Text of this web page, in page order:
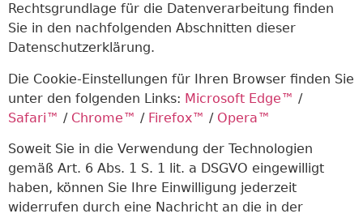
Rechtsgrundlage für die Datenverarbeitung finden
Sie in den nachfolgenden Abschnitten dieser
Datenschutzerklärung.
Die Cookie-Einstellungen für Ihren Browser finden Sie
unter den folgenden Links: Microsoft Edge™ /
Safari™ / Chrome™ / Firefox™ / Opera™
Soweit Sie in die Verwendung der Technologien
gemäß Art. 6 Abs. 1 S. 1 lit. a DSGVO eingewilligt
haben, können Sie Ihre Einwilligung jederzeit
widerrufen durch eine Nachricht an die in der